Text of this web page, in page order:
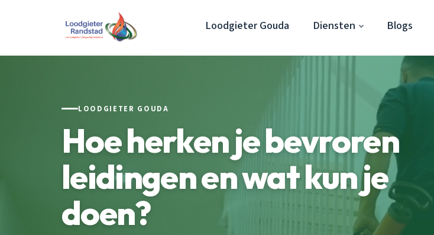
Loodgieter Gouda Diensten Blogs
LOODGIETER GOUDA
Hoe herken je bevroren
leidingen en wat kun je
doen?